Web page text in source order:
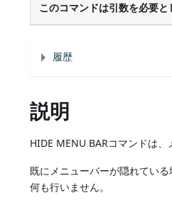
このコマンドは引数を必要と
履歴
説明
HIDE MENU BARコマンドは、
既にメニューバーが隠れてい
何も行いません。